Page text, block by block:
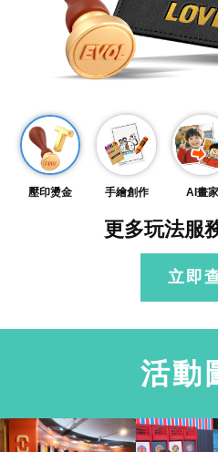
壓印燙金 手繪創作 AI畫家
更多玩法服
立即
活動